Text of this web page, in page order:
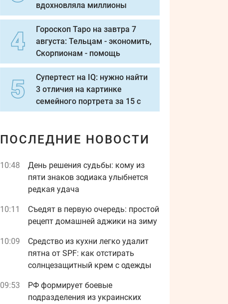
вдохновляла миллионы
Гороскоп Таро на завтра 7
августа: Тельцам - экономить,
Скорпионам - помощь
Супертест на IQ: нужно найти
3 отличия на картинке
семейного портрета за 15 с
ПОСЛЕДНИЕ НОВОСТИ
10:48
День решения судьбы: кому из
пяти знаков зодиака улыбнется
редкая удача
10:11
Съедят в первую очередь: простой
рецепт домашней аджики на зиму
10:09
Средство из кухни легко удалит
пятна от SPF: как отстирать
солнцезащитный крем с одежды
09:53
РФ формирует боевые
подразделения из украинских